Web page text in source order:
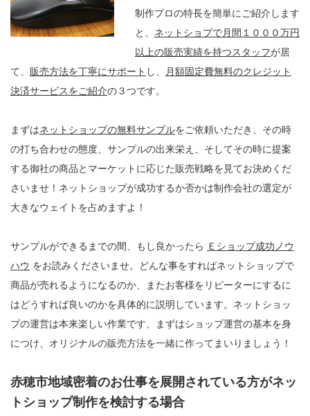
制作プロの特長を簡単にご紹介します
と、 ネットショプで月間１０００万円
以上の販売実績を持つスタッフが居
て、 販売方法を丁寧にサポート し、
月額固定費無料のクレジット
決済サービスをご紹介の３つです。
まずはネットショップの無料サンプルをご依頼いただき、その時
の打ち合わせの態度、サンプルの出来栄え、そしてその時に提案
する御社の商品とマーケットに応じた販売戦略を見てお決めくだ
さいませ！ ネットショップが成功するか否かは制作会社の選定が
大きなウェイトを占めますよ！
サンプルができるまでの間、もし良かったら
Ｅショップ成功ノウ
ハウ をお読みくださいませ。どんな事をすればネットショップで
商品が売れるようになるのか、またお客様をリピーターにするに
はどうすれば良いのかを具体的に説明しています。 ネットショッ
プの運営は本来楽しい作業です、まずはショップ運営の基本を身
につけ、オリジナルの販売方法を一緒に作ってまいりましょう！
赤穂市地域密着のお仕事を展開されている方がネッ
トショップ制作を検討する場合